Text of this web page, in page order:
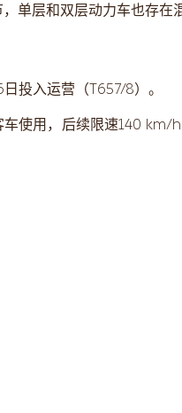
单层和双层动力车也存在
投入运营（T657/8）。
使用，后续限速140 km/